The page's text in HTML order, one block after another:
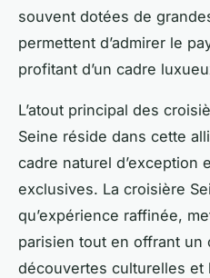
souvent dotées de
permettent d’admirer le
profitant d’un cadre
L’atout principal des
Seine réside dans cette
cadre naturel d’exception
exclusives. La croisière
qu’expérience raffinée,
parisien tout en offrant un
découvertes culturelles